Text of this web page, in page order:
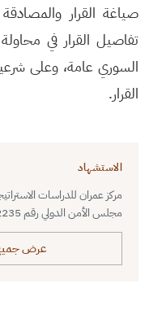
صياغة القرار
تفاصيل القرار في
السوري عامة، وعلى
القرار.
الاستشهاد
مجلس الأمن الدولي رقم 2235. مركز عمران للدراسات الاستراتيجية.
عرض